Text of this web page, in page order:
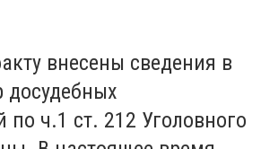
внесены сведения в
досудебных
по ч.1 ст. 212 Уголовного